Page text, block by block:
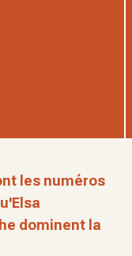
les numéros
dominent la